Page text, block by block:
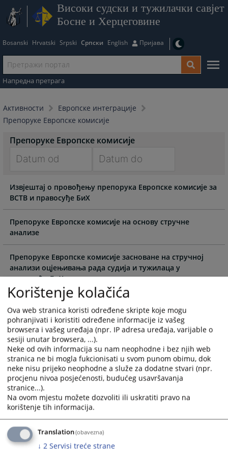
Високи судски и тужилачки савјет
Босне и Херцеговине
Bosanski Hrvatski Srpski Српски English Пријава
Напредна претрага
Активности
Европске интеграције
Препоруке Европске комисије
Препоруке Европске комисије
forward
to
interact
with
the
calendar
and
select
a
date.
Press
the
question
mark
key
to
get
the
keyboard
shortcuts
for
changing
dates.
forward
interact
with
calendar
and
select
a
date.
Press
the
question
mark
key
to
get
the
shortcuts
for
changing
dates.
Извјештај о провођењу препорука Европске комисије за
ВСТВ и правосуђе БиХ
Препоруке Европске комисије на основу стручне
анализе
Препоруке Европске комисије засноване на стручној
анализи оцјењивања рада судија и тужилаца у
правосуђу БиХ
Препоруке Европске комисије засноване на стручној
анализи финансијских извјештаја судија и тужилаца у
правосуђу БиХ
Препорука Европске комисије заснованих на стручној
анализи дисциплинских поступака у правосуђу БИХ
Препорука Европске комисије заснованих на стручној
анализи Пословника Високог судског и тужилачког
вијећа Босне и Херцеговине
Korištenje kolačića
Ova web stranica koristi određene skripte koje mogu
pohranjivati i koristiti određene informacije iz vašeg
browsera i vašeg uređaja (npr. IP adresa uređaja, varijable o
sesiji unutar browsera, ...).
Neke od ovih informacija su nam neophodne i bez njih web
stranica ne bi mogla fukcionisati u svom punom obimu, dok
neke nisu prijeko neophodne a služe za dodatne stvari (npr.
procjenu nivoa posjećenosti, budućeg usavršavanja
stranice...).
Na ovom mjestu možete dozvoliti ili uskratiti pravo na
korištenje tih informacija.
Translation(obavezna)
↓ 2 Servisi treće strane